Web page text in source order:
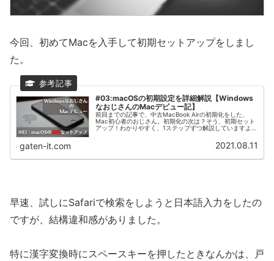
今回、初めてMacを入手して初期セットアップをしまし
た。
#03:macOSの初期設定を詳細解説【Windows
なおじさんのMacデビュー記】
前回までの記事で、中古MacBook Airの初期化をした、
Mac初心者のおじさん。初期化の次は？そう、初期セット
アップ！わかりやすく、1ステップずつ解説していますよ。
gaten-it.com 2021.08.11
早速、試しにSafariで検索をしようと日本語入力をしたの
ですが、結構違和感がありました。
特に漢字変換時にスペースキーを押したときなんかは、戸